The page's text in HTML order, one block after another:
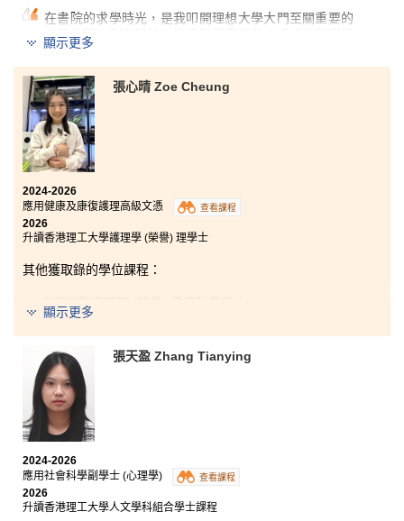
隨着時間流逝，知識會不斷累積，它終會燦爛綻放。盛
開的花朵象徵着我們光明的未來，以及前方無限的可
能，期盼所有畢業生都能迎來屬於自己的花期。
在書院的求學時光，是我叩開理想⼤學⼤門⾄關重要的
⼀段旅程。剛⼊學時，我很難適應全英⽂授課的學習節
奏，所幸書院的講師們都⼗分耐⼼負責，總會細致地為
我解答各類學業疑問。課堂作業、⼩組專題報告等各類
課業，循序漸進地鍛煉了我的學術能⼒與協作思維。
課餘期間， 書院還開設了豐富多元的體驗活動，我選擇
了保齡球興趣班，為緊湊的學習生活增添了不少樂趣。
如今我成功獲香港理⼯⼤學物流專業取錄，這份成果離
的學弟學妹：認真跟進每⼀個科目，遇到學習瓶頸主動
向講師請教。書院配備完善的學習資源，師資團隊也⼗
分貼⼼，只要踏實努⼒、抓住每⼀個鍛煉⾃我的機會，
⼤家終能順利考上⼼儀的⼤學。
顯示更多
張⼼晴 Zoe Cheung
2024-2026
應用健康及康復護理高級文憑
查看課程
2026
升讀香港理工大學護理學 (榮譽) 理學士
其他獲取錄的學位課程：
東華學院護理學 (榮譽) 健康科學學士
在這兩年的學習中，我不但累積了豐富的知識，也獲得
了寶貴的經驗。課程除了會教授核心護理知識外，更涵
蓋了物理治療及職業治療等多元範疇，擴闊了我的專業
體肌肉結構，又會介紹整個解剖流程，更會親自指導我
們幫助病人換尿片等臨床實務技能，真正做到理論與實
踐並重。感謝書院講師的教導和鼓勵，同學之間的相互
扶持，讓我從學習中尋回自信，並確立了未來會投身護
顯示更多
張天盈 Zhang Tianying
2024-2026
應用社會科學副學士 (心理學)
查看課程
2026
升讀香港理工大學人文學科組合學士課程